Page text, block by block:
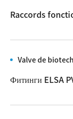
Raccords
Valve de
Фитинги ELSA